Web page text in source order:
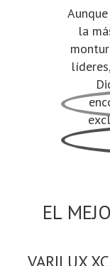
la
VARILUX